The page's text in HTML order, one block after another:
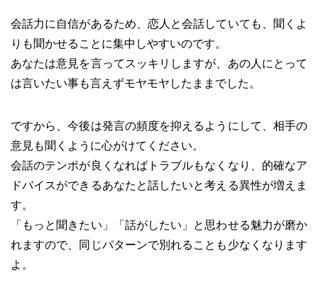
会話力に自信があるため、恋人と会話していても、聞くよ
りも聞かせることに集中しやすいのです。
あなたは意見を言ってスッキリしますが、あの人にとって
は言いたい事も言えずモヤモヤしたままでした。
ですから、今後は発言の頻度を抑えるようにして、相手の
意見も聞くように心がけてください。
会話のテンポが良くなればトラブルもなくなり、的確なア
ドバイスができるあなたと話したいと考える異性が増えま
す。
「もっと聞きたい」「話がしたい」と思わせる魅力が磨か
れますので、同じパターンで別れることも少なくなります
よ。